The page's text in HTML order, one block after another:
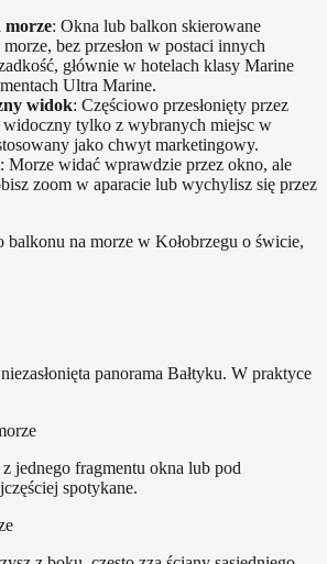
morze: Okna lub balkon skierowane
bez przesłon w postaci innych
głównie w hotelach klasy Marine
Ultra Marine.
widok: Częściowo przesłonięty przez
tylko z wybranych miejsc w
jako chwyt marketingowy.
: Morze widać wprawdzie przez okno, ale
zoom w aparacie lub wychylisz się przez
panorama Bałtyku. W praktyce
jednego fragmentu okna lub pod
spotykane.